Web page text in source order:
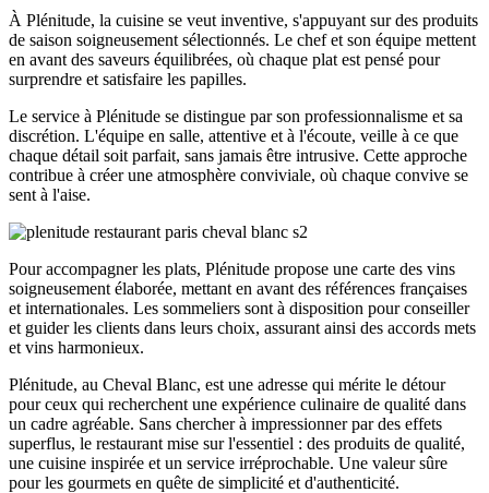
À Plénitude, la cuisine se veut inventive, s'appuyant sur des produits
de saison soigneusement sélectionnés. Le chef et son équipe mettent
en avant des saveurs équilibrées, où chaque plat est pensé pour
surprendre et satisfaire les papilles.
Le service à Plénitude se distingue par son professionnalisme et sa
discrétion. L'équipe en salle, attentive et à l'écoute, veille à ce que
chaque détail soit parfait, sans jamais être intrusive. Cette approche
contribue à créer une atmosphère conviviale, où chaque convive se
sent à l'aise.
Pour accompagner les plats, Plénitude propose une carte des vins
soigneusement élaborée, mettant en avant des références françaises
et internationales. Les sommeliers sont à disposition pour conseiller
et guider les clients dans leurs choix, assurant ainsi des accords mets
et vins harmonieux.
Plénitude, au Cheval Blanc, est une adresse qui mérite le détour
pour ceux qui recherchent une expérience culinaire de qualité dans
un cadre agréable. Sans chercher à impressionner par des effets
superflus, le restaurant mise sur l'essentiel : des produits de qualité,
une cuisine inspirée et un service irréprochable. Une valeur sûre
pour les gourmets en quête de simplicité et d'authenticité.